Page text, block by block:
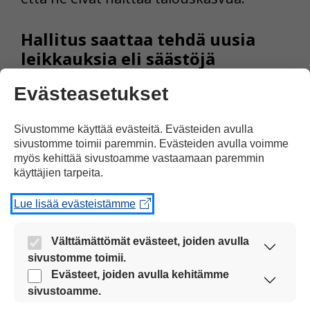
Hallitus saattaa tehdä uusia
leikkauksia eli säästöjä
Valtiovarainministeri Riikka Purra sanoo,
uudelleen keväällä.
– Keväällä näemme, miten talous alkaa
kehittyä ja riittävätkö muutokset ja
leikkaukset. Muuten täytyy säästää
enemmän, Purra sanoo.
IMF on kansainvälinen järjestö, johon
kuuluu 190 maata. IMF tukee talouden ja
Evästeasetukset
Sivustomme käyttää evästeitä. Evästeiden avulla
sivustomme toimii paremmin. Evästeiden avulla voimme
myös kehittää sivustoamme vastaamaan paremmin
käyttäjien tarpeita.
Lue lisää evästeistämme
Välttämättömät evästeet, joiden avulla
sivustomme toimii.
Nämä evästeet ovat aina käytössä, jotta
sivustoamme voi käyttää sujuvasti ja turvallisesti.
Evästeet, joiden avulla kehitämme
sivustoamme.